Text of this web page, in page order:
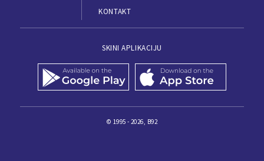
KONTAKT
SKINI APLIKACIJU
© 1995 - 2026, B92